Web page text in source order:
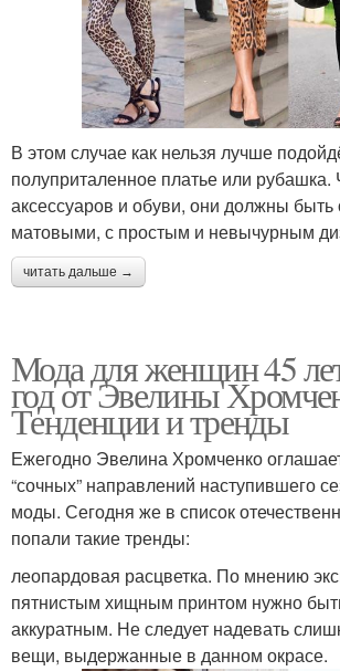
В этом случае как нельзя лучше
полуприталенное платье или рубашка.
аксессуаров и обуви, они должны быть
матовыми, с простым и невычурным
читать дальше →
Мода для женщин 45
год от Эвелины
Тенденции и тренды
Ежегодно Эвелина Хромченко
“сочных” направлений наступившего
моды. Сегодня же в список
попали такие тренды:
леопардовая расцветка. По мнению
пятнистым хищным принтом нужно
аккуратным. Не следует надевать
вещи, выдержанные в данном окрасе.